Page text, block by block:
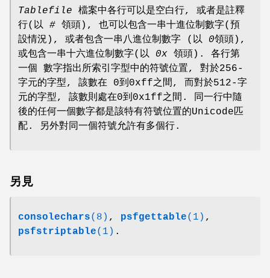
Tablefile 檔案中各行可以是空白行, 或者是註釋
行(以 # 領頭), 也可以包含一串十進位制數字(預
設情況), 或者包含一串八進位制數字 (以 0領頭),
或包含一串十六進位制數字(以 0x 領頭). 各行第
一個 數字指出所索引字型中的符號位置, 對於256-
字元的字型, 該數在 0到0xff之間, 而對於512-字
元的字型, 該數則處在0到0x1ff之間. 同一行中隨
後的任何一個數字都是該特有符號位置的Unicode匹
配. 另外對同一個符號允許有多個行.
另見
consolechars(8) , psfgettable(1) ,
psfstriptable(1) .